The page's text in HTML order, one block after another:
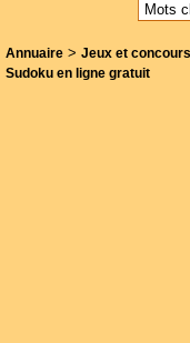
Mots
Annuaire > Jeux et concours
Sudoku en ligne gratuit